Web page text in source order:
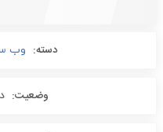
دسته: وب
وضعیت: در